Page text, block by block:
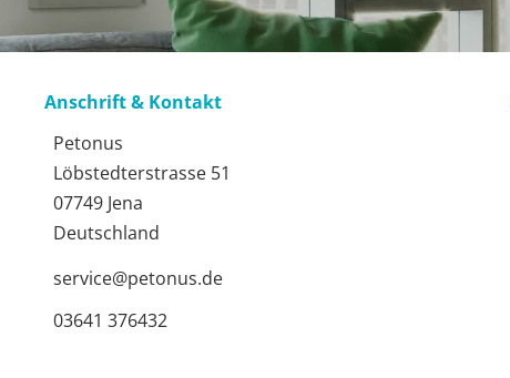
Anschrift & Kontakt
Petonus
Löbstedterstrasse 51
07749 Jena
Deutschland
service@petonus.de
03641 376432